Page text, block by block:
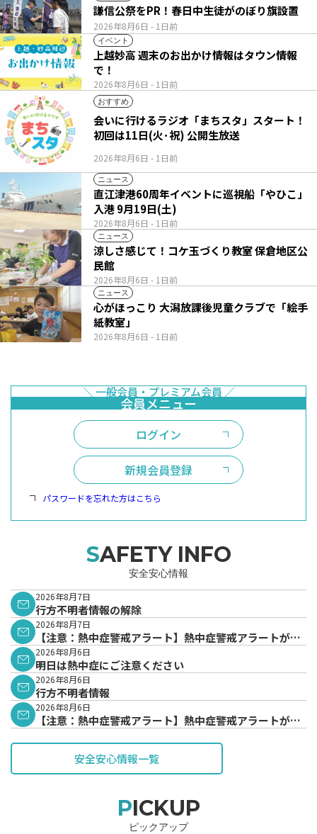
2026年8月6日 - 1日前
謙信公祭をPR！春日中生徒がのぼり旗設置
イベント
2026年8月6日 - 1日前
上越妙高 週末のお出かけ情報はタウン情報
で！
おすすめ
2026年8月6日 - 1日前
会いに行けるラジオ「まちスタ」スタート！
初回は11日(火･祝) 公開生放送
ニュース
2026年8月6日 - 1日前
直江津港60周年イベントに巡視船「やひこ」
入港 9月19日(土)
ニュース
2026年8月6日 - 1日前
涼しさ感じて！コケ玉づくり教室 保倉地区公
民館
ニュース
2026年8月6日 - 1日前
心がほっこり 大潟放課後児童クラブで「絵手
紙教室」
ログイン
新規会員登録
パスワードを忘れた方はこちら
SAFETY INFO
安全安心情報
2026年8月7日
行方不明者情報の解除
2026年8月7日
【注意：熱中症警戒アラート】熱中症警戒アラートが発
表されています。
2026年8月6日
明日は熱中症にご注意ください
2026年8月6日
行方不明者情報
2026年8月6日
【注意：熱中症警戒アラート】熱中症警戒アラートが発
安全安心情報一覧
PICKUP
ピックアップ